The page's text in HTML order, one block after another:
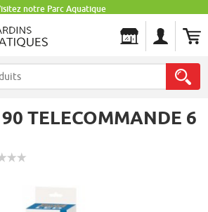
notre Parc Aquatique
TELECOMMANDE 6